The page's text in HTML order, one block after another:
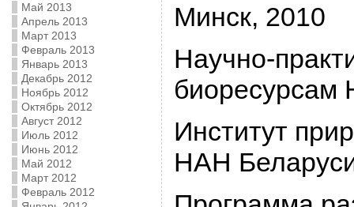
Май 2013
Апрель 2013
Март 2013
Февраль 2013
Январь 2013
Декабрь 2012
Ноябрь 2012
Октябрь 2012
Август 2012
Июль 2012
Июнь 2012
Май 2012
Март 2012
Февраль 2012
Минск, 2010
Научно-
биоресурсам
Институт
НАН